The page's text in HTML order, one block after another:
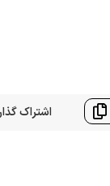
اشتراک